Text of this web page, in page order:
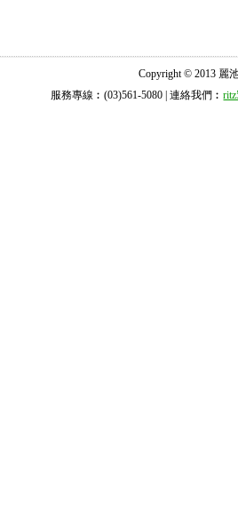
Copyright © 2013 麗
服務專線︰(03)561-5080 | 連絡我們︰